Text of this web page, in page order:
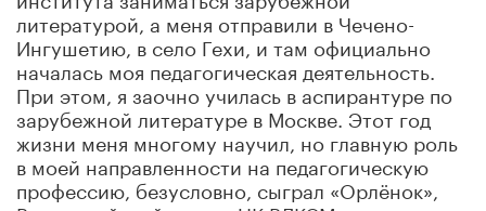
литературой, а меня отправили в Чечено-
Ингушетию, в село Гехи, и там официально
началась моя педагогическая деятельность.
При этом, я заочно училась в аспирантуре по
зарубежной литературе в Москве. Этот год
жизни меня многому научил, но главную роль
в моей направленности на педагогическую
профессию, безусловно, сыграл «Орлёнок»,